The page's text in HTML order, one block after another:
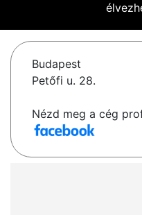
Budapest
Petőfi u. 28.
Nézd meg a cég